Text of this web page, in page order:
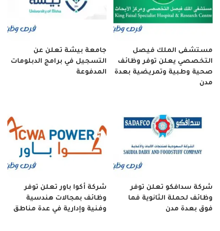
مستشفى الملك فيصل
التخصصي يعلن توفر وظائف
صحية وطبية وتمريضية بعدة
مدن
جامعة بيشة تعلن عن
التسجيل في برامج الدبلومات
المدفوعة
شركة سدافكو تعلن توفر
وظائف لحملة الثانوية فما
فوق بعدة مدن
شركة أكوا باور تعلن توفر
وظائف بمجالات هندسية
وفنية وإدارية في عدة مناطق